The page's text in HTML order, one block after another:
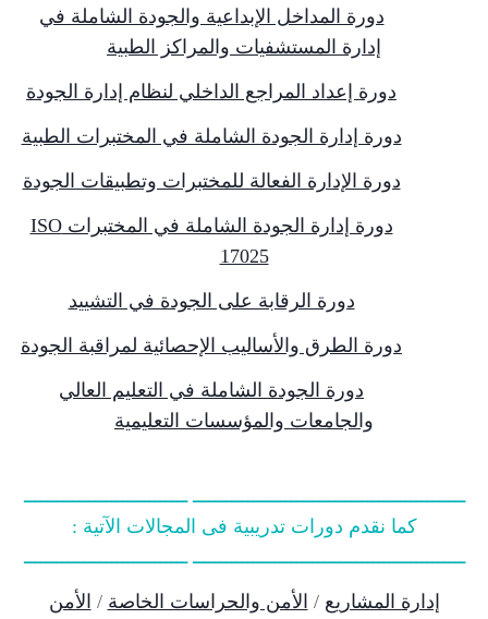
دورة المداخل الإبداعية والجودة الشاملة في
إدارة المستشفيات والمراكز الطبية
دورة إعداد المراجع الداخلي لنظام إدارة الجودة
دورة إدارة الجودة الشاملة في المختبرات الطبية
دورة الإدارة الفعالة للمختبرات وتطبيقات الجودة
دورة إدارة الجودة الشاملة في المختبرات ISO
17025
دورة الرقابة على الجودة في التشييد
دورة الطرق والأساليب الإحصائية لمراقبة الجودة
دورة الجودة الشاملة في التعليم العالي
والجامعات والمؤسسات التعليمية
ــــــــــــــــــــــــــــــــــــــــــــــــــ ــــــــــــــــــــــــــــــ
كما نقدم دورات تدريبية فى المجالات الآتية :
ــــــــــــــــــــــــــــــــــــــــــــــــــ ــــــــــــــــــــــــــــــ
إدارة المشاريع/ الأمن والحراسات الخاصة/ الأمن